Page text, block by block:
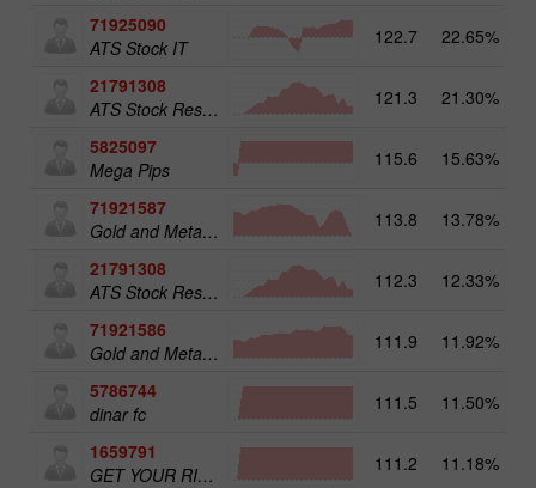
71925090
ATS Stock IT
122.7 22.65%
21791308
ATS Stock Resources
121.3 21.30%
5825097
Mega Pips
115.6 15.63%
71921587
Gold and Metals 50
113.8 13.78%
21791308
ATS Stock Resources
112.3 12.33%
71921586
Gold and Metals 25
111.9 11.92%
5786744
dinar fc
111.5 11.50%
1659791
GET YOUR RICHES ORG.1
111.2 11.18%